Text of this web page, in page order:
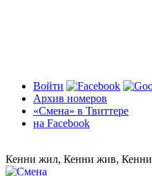
Войти
Архив номеров
«Смена» в Твиттере
на Facebook
Кенни жил, Кенни жив, Кенни